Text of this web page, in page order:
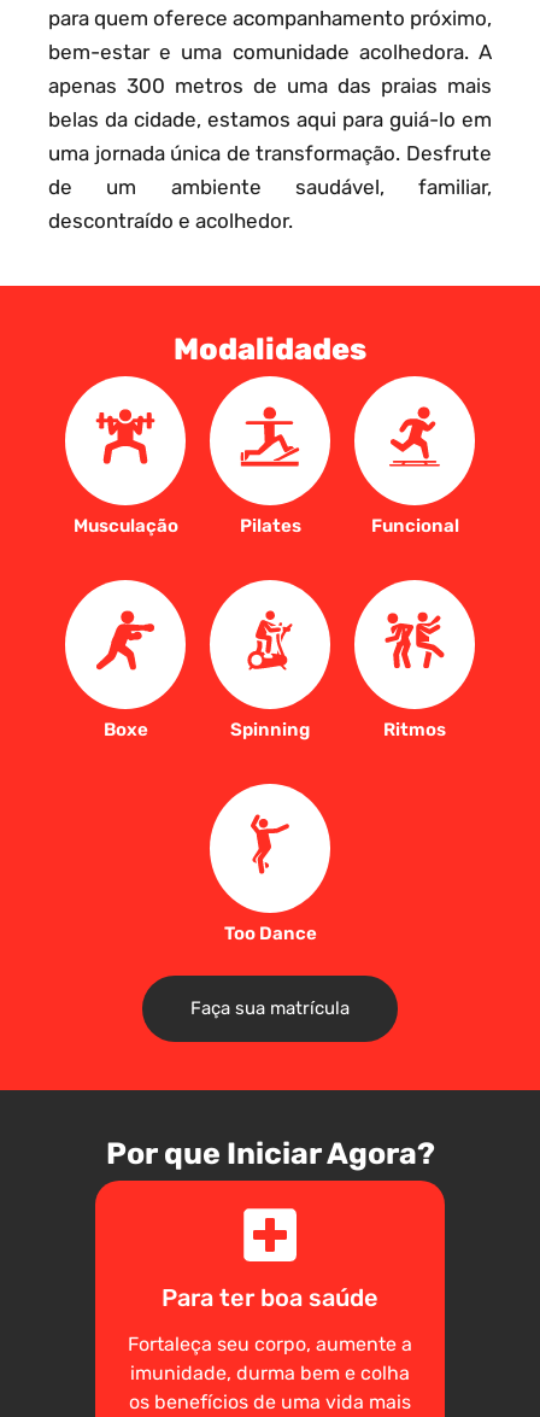
para quem oferece acompanhamento próximo,
bem-estar e uma comunidade acolhedora. A
apenas 300 metros de uma das praias mais
belas da cidade, estamos aqui para guiá-lo em
uma jornada única de transformação. Desfrute
de um ambiente saudável, familiar,
descontraído e acolhedor.
Modalidades
Musculação Pilates Funcional
Boxe Spinning Ritmos
Too Dance
Faça sua matrícula
Por que Iniciar Agora?
Para ter boa saúde
Fortaleça seu corpo, aumente a
imunidade, durma bem e colha
os benefícios de uma vida mais